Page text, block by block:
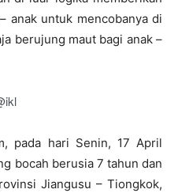
anak untuk mencobanya di
berujung maut bagi anak –
pada hari Senin, 17 April
bocah berusia 7 tahun dan
Jiangusu – Tiongkok,